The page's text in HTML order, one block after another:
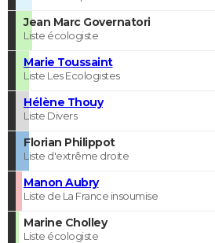
Jean Marc Governatori
Liste écologiste
Marie Toussaint
Liste Les Ecologistes
Hélène Thouy
Liste Divers
Florian Philippot
Liste d'extrême droite
Manon Aubry
Liste de La France insoumise
Marine Cholley
Liste écologiste